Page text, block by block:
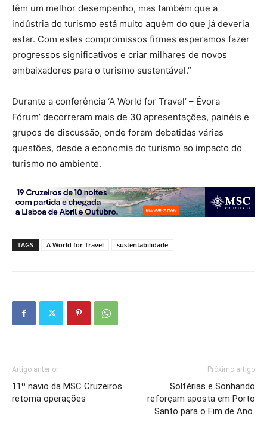
têm um melhor desempenho, mas também que a
indústria do turismo está muito aquém do que já deveria
estar. Com estes compromissos firmes esperamos fazer
progressos significativos e criar milhares de novos
embaixadores para o turismo sustentável.”
Durante a conferência ‘A World for Travel’ – Évora
Fórum’ decorreram mais de 30 apresentações, painéis e
grupos de discussão, onde foram debatidas várias
questões, desde a economia do turismo ao impacto do
turismo no ambiente.
TAGS A World for Travel sustentabilidade
Artigo anterior
11º navio da MSC Cruzeiros
retoma operações
Próximo artigo
Solférias e Sonhando
reforçam aposta em Porto
Santo para o Fim de Ano